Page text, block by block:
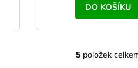
DO KOŠÍKU
O
5 položek